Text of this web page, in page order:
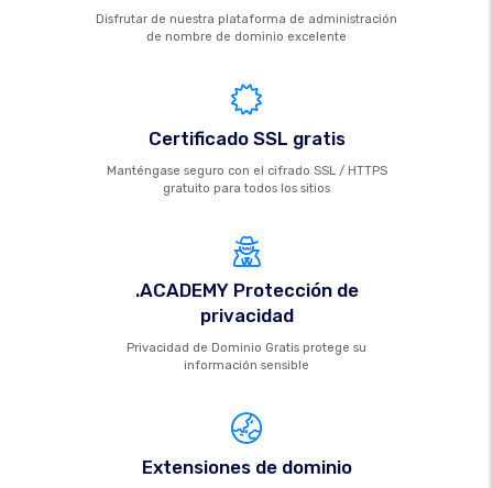
Disfrutar de nuestra plataforma de administración
de nombre de dominio excelente
Certificado SSL gratis
Manténgase seguro con el cifrado SSL / HTTPS
gratuito para todos los sitios
.ACADEMY Protección de
privacidad
Privacidad de Dominio Gratis protege su
información sensible
Extensiones de dominio